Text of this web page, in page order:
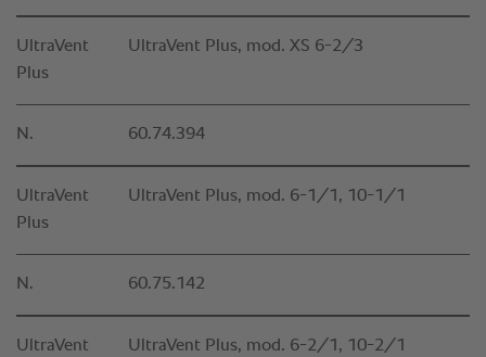
UltraVent
Plus
UltraVent Plus, mod. XS 6-2/3
N. 60.74.394
UltraVent
Plus
UltraVent Plus, mod. 6-1/1, 10-1/1
N. 60.75.142
UltraVent
UltraVent Plus, mod. 6-2/1, 10-2/1